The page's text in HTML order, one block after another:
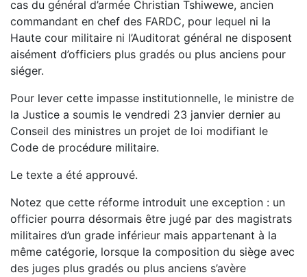
cas du général d’armée Christian Tshiwewe, ancien
commandant en chef des FARDC, pour lequel ni la
Haute cour militaire ni l’Auditorat général ne disposent
aisément d’officiers plus gradés ou plus anciens pour
siéger.
Pour lever cette impasse institutionnelle, le ministre de
la Justice a soumis le vendredi 23 janvier dernier au
Conseil des ministres un projet de loi modifiant le
Code de procédure militaire.
Le texte a été approuvé.
Notez que cette réforme introduit une exception : un
officier pourra désormais être jugé par des magistrats
militaires d’un grade inférieur mais appartenant à la
même catégorie, lorsque la composition du siège avec
des juges plus gradés ou plus anciens s’avère